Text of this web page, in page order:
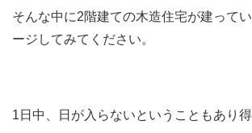
そんな中に2階建ての木造住宅が建って
ージしてみてください。
1日中、日が入らないということもあり得